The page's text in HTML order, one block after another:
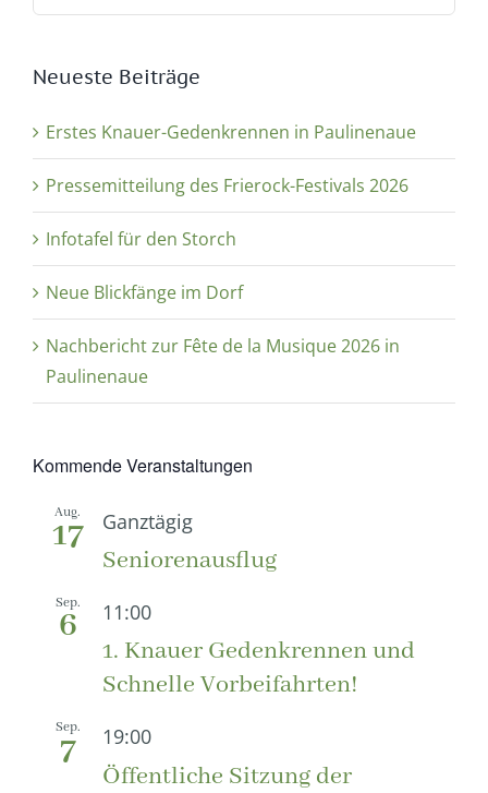
Neueste Beiträge
Erstes Knauer-Gedenkrennen in Paulinenaue
Pressemitteilung des Frierock-Festivals 2026
Infotafel für den Storch
Neue Blickfänge im Dorf
Nachbericht zur Fête de la Musique 2026 in
Paulinenaue
Kommende Veranstaltungen
Aug.
17 Ganztägig
Seniorenausflug
Sep.
6 11:00
1. Knauer Gedenkrennen und
Schnelle Vorbeifahrten!
Sep.
7 19:00
Öffentliche Sitzung der